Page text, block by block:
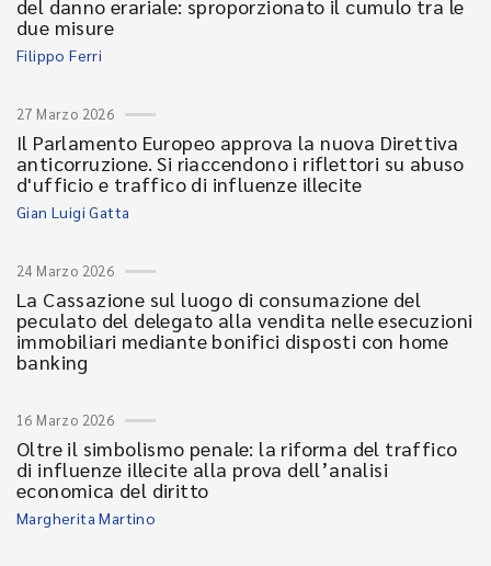
del danno erariale: sproporzionato il cumulo tra le
due misure
Filippo Ferri
27 Marzo 2026
Il Parlamento Europeo approva la nuova Direttiva
anticorruzione. Si riaccendono i riflettori su abuso
d'ufficio e traffico di influenze illecite
Gian Luigi Gatta
24 Marzo 2026
La Cassazione sul luogo di consumazione del
peculato del delegato alla vendita nelle esecuzioni
immobiliari mediante bonifici disposti con home
banking
16 Marzo 2026
Oltre il simbolismo penale: la riforma del traffico
di influenze illecite alla prova dell’analisi
economica del diritto
Margherita Martino